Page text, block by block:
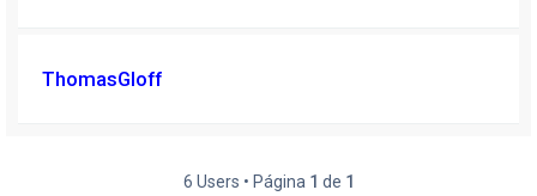
ThomasGloff
6 Users • Página 1 de 1